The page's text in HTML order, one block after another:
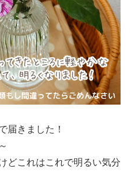
届きました！
どこれはこれで明るい気分